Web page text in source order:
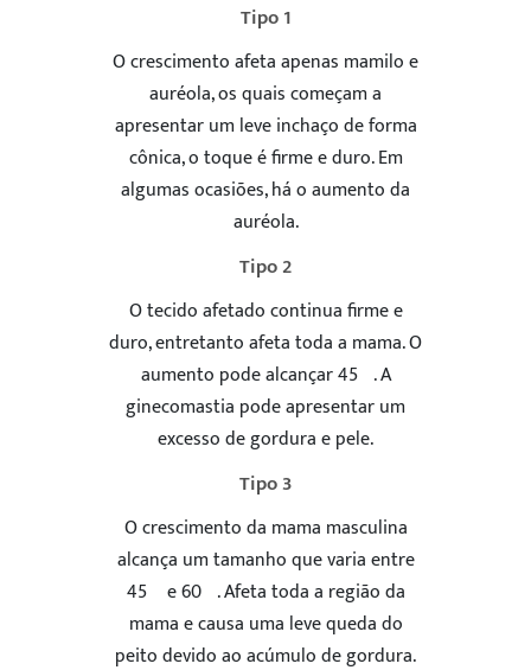
Tipo 1
O crescimento afeta apenas mamilo e
auréola, os quais começam a
apresentar um leve inchaço de forma
cônica, o toque é firme e duro. Em
algumas ocasiões, há o aumento da
auréola.
Tipo 2
O tecido afetado continua firme e
duro, entretanto afeta toda a mama. O
aumento pode alcançar 45º. A
ginecomastia pode apresentar um
excesso de gordura e pele.
Tipo 3
O crescimento da mama masculina
alcança um tamanho que varia entre
45º e 60º. Afeta toda a região da
mama e causa uma leve queda do
peito devido ao acúmulo de gordura.